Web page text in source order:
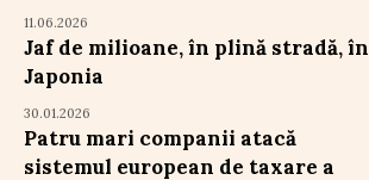
11.06.2026
Jaf de milioane, în plină stradă, în
Japonia
30.01.2026
Patru mari companii atacă
sistemul european de taxare a